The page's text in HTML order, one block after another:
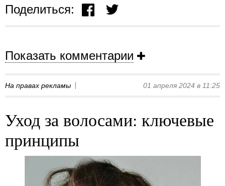
Поделиться:
Показать комментарии
На правах рекламы 01 апреля 2024 в 11:25
Уход за волосами: ключевые
принципы